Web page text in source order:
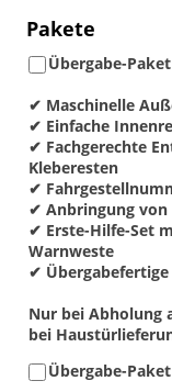
Pakete
Übergabe-Paket
✔ Maschinelle
✔ Einfache
✔ Fachgerechte
Kleberesten
✔
✔ Anbringung von
✔ Erste-Hilfe-Set
Warnweste
✔ Übergabefertige
Nur bei Abholung
bei
Übergabe-Paket